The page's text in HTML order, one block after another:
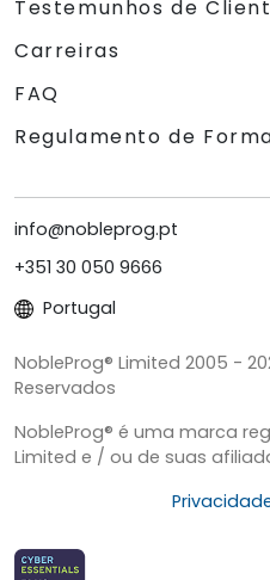
Testemunhos de
Carreiras
FAQ
Regulamento de
info@nobleprog.pt
+351 30 050 9666
Portugal
NobleProg® Limited 2005 -
Reservados
NobleProg® é uma marca
Limited e / ou de suas